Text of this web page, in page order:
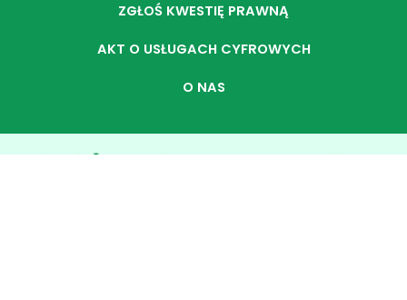
ZGŁOŚ KWESTIĘ PRAWNĄ
AKT O USŁUGACH CYFROWYCH
O NAS